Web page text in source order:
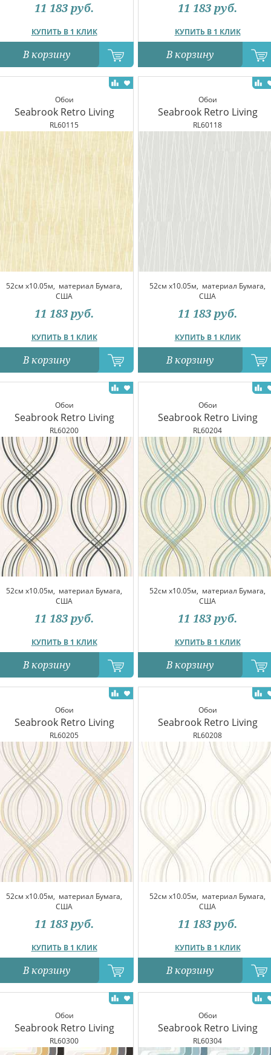
КУПИТЬ В 1 КЛИК
11 183 руб.
В корзину
КУПИТЬ В 1 КЛИК
11 183 руб.
В корзину
Обои
Seabrook Retro Living
RL60115
52см x10.05м, материал Бумага,
США
КУПИТЬ В 1 КЛИК
11 183 руб.
В корзину
Обои
Seabrook Retro Living
RL60118
52см x10.05м, материал Бумага,
США
КУПИТЬ В 1 КЛИК
11 183 руб.
В корзину
Обои
Seabrook Retro Living
RL60200
52см x10.05м, материал Бумага,
США
КУПИТЬ В 1 КЛИК
11 183 руб.
В корзину
Обои
Seabrook Retro Living
RL60204
52см x10.05м, материал Бумага,
США
КУПИТЬ В 1 КЛИК
11 183 руб.
В корзину
Обои
Seabrook Retro Living
RL60205
52см x10.05м, материал Бумага,
США
КУПИТЬ В 1 КЛИК
11 183 руб.
В корзину
Обои
Seabrook Retro Living
RL60208
52см x10.05м, материал Бумага,
США
КУПИТЬ В 1 КЛИК
11 183 руб.
В корзину
Обои
Seabrook Retro Living
RL60300
Обои
Seabrook Retro Living
RL60304